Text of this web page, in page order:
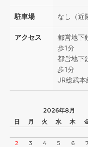
駐車場 なし（近
アクセス
都営地下
歩1分
都営地下
歩1分
JR総武本
2026年8月
日
月 火 水 木
2
3 4 5 6 7